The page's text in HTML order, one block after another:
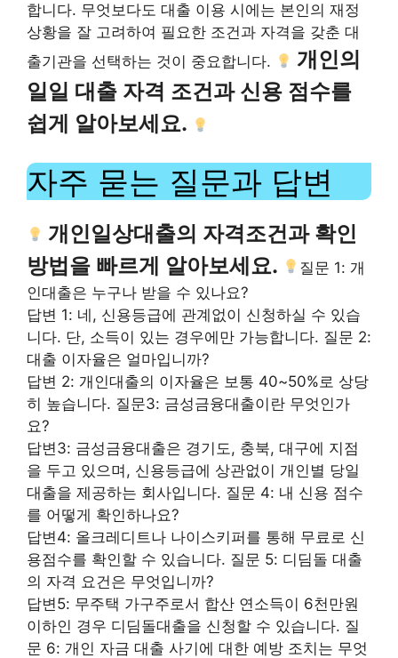
합니다. 무엇보다도 대출 이용 시에는 본인의 재정
상황을 잘 고려하여 필요한 조건과 자격을 갖춘 대
출기관을 선택하는 것이 중요합니다.
개인의
일일 대출 자격 조건과 신용 점수를
쉽게 알아보세요.
자주 묻는 질문과 답변
개인일상대출의 자격조건과 확인
방법을 빠르게 알아보세요.
질문 1: 개
인대출은 누구나 받을 수 있나요?
답변 1: 네, 신용등급에 관계없이 신청하실 수 있습
니다. 단, 소득이 있는 경우에만 가능합니다. 질문 2:
대출 이자율은 얼마입니까?
답변 2: 개인대출의 이자율은 보통 40~50%로 상당
히 높습니다. 질문3: 금성금융대출이란 무엇인가
요?
답변3: 금성금융대출은 경기도, 충북, 대구에 지점
을 두고 있으며, 신용등급에 상관없이 개인별 당일
대출을 제공하는 회사입니다. 질문 4: 내 신용 점수
를 어떻게 확인하나요?
답변4: 올크레디트나 나이스키퍼를 통해 무료로 신
용점수를 확인할 수 있습니다. 질문 5: 디딤돌 대출
의 자격 요건은 무엇입니까?
답변5: 무주택 가구주로서 합산 연소득이 6천만원
이하인 경우 디딤돌대출을 신청할 수 있습니다. 질
문 6: 개인 자금 대출 사기에 대한 예방 조치는 무엇